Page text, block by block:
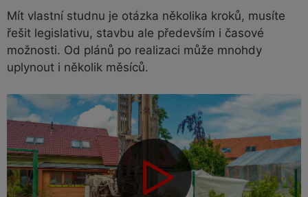
Mít vlastní studnu je otázka několika kroků, musíte
řešit legislativu, stavbu ale především i časové
možnosti. Od plánů po realizaci může mnohdy
uplynout i několik měsíců.